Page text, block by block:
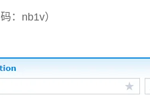
：nb1v）